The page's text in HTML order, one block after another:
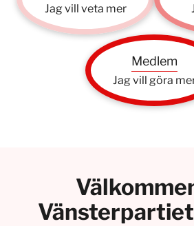
Jag vill veta mer
Medlem
Jag vill göra